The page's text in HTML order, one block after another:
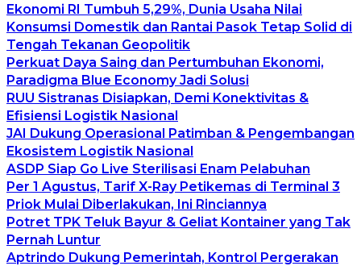
Ekonomi RI Tumbuh 5,29%, Dunia Usaha Nilai
Konsumsi Domestik dan Rantai Pasok Tetap Solid di
Tengah Tekanan Geopolitik
Perkuat Daya Saing dan Pertumbuhan Ekonomi,
Paradigma Blue Economy Jadi Solusi
RUU Sistranas Disiapkan, Demi Konektivitas &
Efisiensi Logistik Nasional
JAI Dukung Operasional Patimban & Pengembangan
Ekosistem Logistik Nasional
ASDP Siap Go Live Sterilisasi Enam Pelabuhan
Per 1 Agustus, Tarif X-Ray Petikemas di Terminal 3
Priok Mulai Diberlakukan, Ini Rinciannya
Potret TPK Teluk Bayur & Geliat Kontainer yang Tak
Pernah Luntur
Aptrindo Dukung Pemerintah, Kontrol Pergerakan